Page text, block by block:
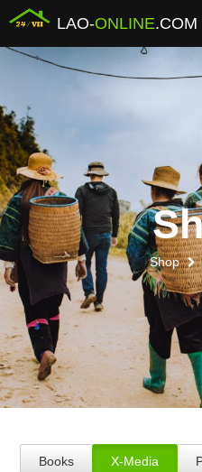
LAO-ONLINE.COM
Shop
Books X-Media